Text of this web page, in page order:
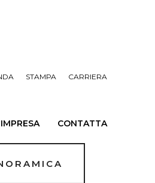
STAMPA CARRIERA
CONTATTA